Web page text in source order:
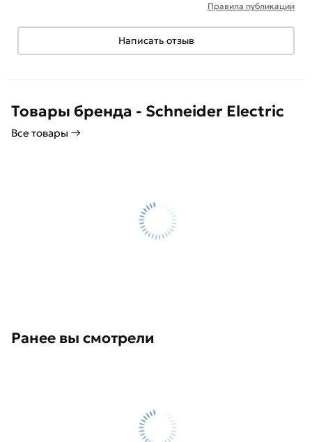
Правила публикации
Написать отзыв
Товары бренда - Schneider Electric
Все товары →
Ранее вы смотрели